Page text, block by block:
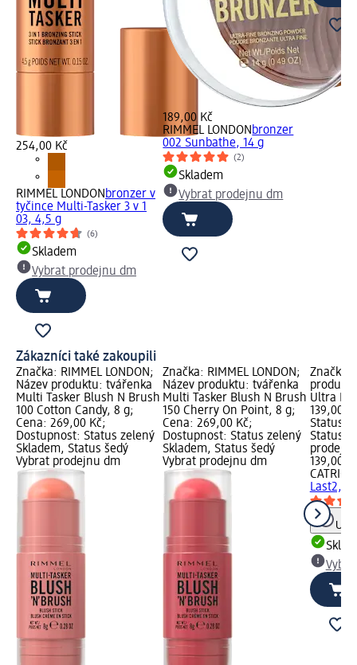
254,00 Kč
RIMMEL LONDON bronzer v
tyčince Multi-Tasker 3 v 1
03, 4,5 g
(6)
Skladem
Vybrat prodejnu dm
189,00 Kč
RIMMEL LONDON bronzer
002 Sunbathe, 14 g
(2)
Skladem
Vybrat prodejnu dm
Zákazníci také zakoupili
Značka: RIMMEL LONDON;
Název produktu: tvářenka
Multi Tasker Blush N Brush
100 Cotton Candy, 8 g;
Cena: 269,00 Kč;
Dostupnost: Status zelený
Skladem, Status šedý
Vybrat prodejnu dm
Značka: RIMMEL LONDON;
Název produktu: tvářenka
Multi Tasker Blush N Brush
150 Cherry On Point, 8 g;
Cena: 269,00 Kč;
Dostupnost: Status zelený
Skladem, Status šedý
Vybrat prodejnu dm
Značka:
Ultra
139,00
Status
Status
139,00
CATRICE
Last2,